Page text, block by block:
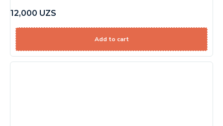
12,000 UZS
Add to cart